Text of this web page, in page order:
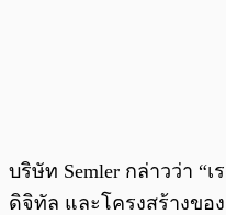
บริษัท Semler กล่าวว่า “
ดิจิทัล และโครงสร้างขอ